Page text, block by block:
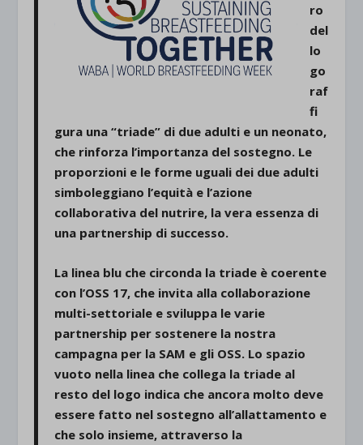
ro
del
lo
go
raf
fi
gura una “triade” di due adulti e un neonato,
che rinforza l’importanza del sostegno. Le
proporzioni e le forme uguali dei due adulti
simboleggiano l’equità e l’azione
collaborativa del nutrire, la vera essenza di
una partnership di successo.
La linea blu che circonda la triade è coerente
con l’OSS 17, che invita alla collaborazione
multi-settoriale e sviluppa le varie
partnership per sostenere la nostra
campagna per la SAM e gli OSS. Lo spazio
vuoto nella linea che collega la triade al
resto del logo indica che ancora molto deve
essere fatto nel sostegno all’allattamento e
che solo insieme, attraverso la